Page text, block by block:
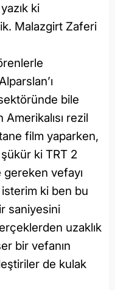
ki
Malazgirt Zaferi
bile
Amerikalısı rezil
film yaparken,
ki TRT 2
vefayı
ki ben bu
saniyesini
uzaklık
bir vefanın
de kulak